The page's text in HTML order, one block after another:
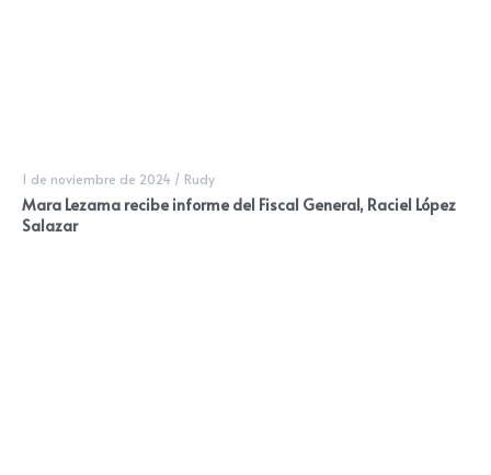
1 de noviembre de 2024 / Rudy
Mara Lezama recibe informe del Fiscal General, Raciel López
Salazar